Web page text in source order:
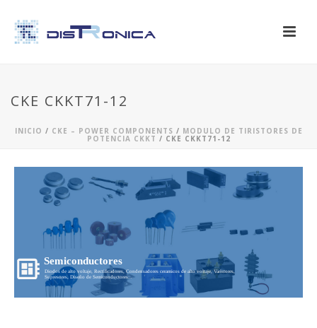
CKE CKKT71-12
INICIO / CKE – POWER COMPONENTS / MODULO DE TIRISTORES DE
POTENCIA CKKT / CKE CKKT71-12
Semiconductores
Diodos de alto voltaje, Rectificadores, Condensadores ceramicos de alto voltaje, Varistores,
Supresores, Diseño de Semiconductores...